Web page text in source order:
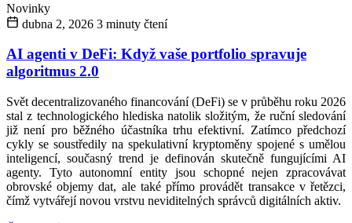
Novinky
dubna 2, 2026 3 minuty čtení
AI agenti v DeFi: Když vaše portfolio spravuje
algoritmus 2.0
Svět decentralizovaného financování (DeFi) se v průběhu roku 2026
stal z technologického hlediska natolik složitým, že ruční sledování
již není pro běžného účastníka trhu efektivní. Zatímco předchozí
cykly se soustředily na spekulativní kryptoměny spojené s umělou
inteligencí, současný trend je definován skutečně fungujícími AI
agenty. Tyto autonomní entity jsou schopné nejen zpracovávat
obrovské objemy dat, ale také přímo provádět transakce v řetězci,
čímž vytvářejí novou vrstvu neviditelných správců digitálních aktiv.